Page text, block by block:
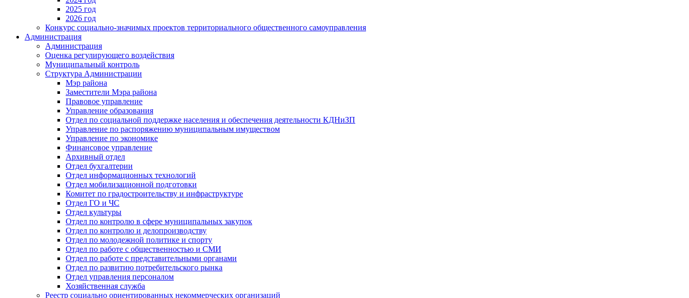
2025 год
2026 год
Конкурс социально-значимых проектов территориального общественного самоуправления
Администрация
Администрация
Оценка регулирующего воздействия
Муниципальный контроль
Структура Администрации
Мэр района
Заместители Мэра района
Правовое управление
Управление образования
Отдел по социальной поддержке населения и обеспечения деятельности КДНиЗП
Управление по распоряжению муниципальным имуществом
Управление по экономике
Финансовое управление
Архивный отдел
Отдел бухгалтерии
Отдел информационных технологий
Отдел мобилизационной подготовки
Комитет по градостроительству и инфраструктуре
Отдел ГО и ЧС
Отдел культуры
Отдел по контролю в сфере муниципальных закупок
Отдел по контролю и делопроизводству
Отдел по молодежной политике и спорту
Отдел по работе с общественностью и СМИ
Отдел по работе с представительными органами
Отдел по развитию потребительского рынка
Отдел управления персоналом
Хозяйственная служба
Реестр социально ориентированных некоммерческих организаций